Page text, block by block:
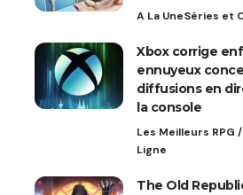
A La UneSéries et
Xbox corrige
ennuyeux
diffusions en
la console
Les Meilleurs RPG
Ligne
The Old